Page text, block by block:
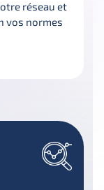
réseau et
vos normes